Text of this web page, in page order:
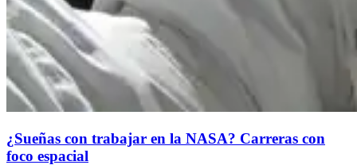
¿Sueñas con trabajar en la NASA? Carreras con
foco espacial